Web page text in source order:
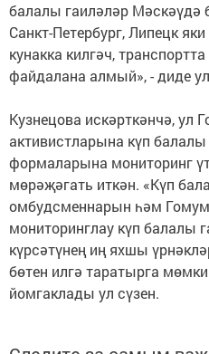
балалы гаиләләр Мәскәүдә
Санкт-Петербург, Липецк
кунакка килгәч,
файдалана алмый», - диде
Кузнецова искәрткәнчә,
активистларына күп
формаларына мониторинг
мөрәҗәгать иткән. «Күп
омбудсменнарын һәм
мониторинглау күп балалы
күрсәтүнең иң яхшы
бөтен илгә таратырга
йомгаклады ул сүзен.